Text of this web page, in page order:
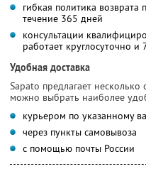
гибкая политика возврата
течение 365 дней
консультации
работает круглосуточно
Удобная доставка
Sapato предлагает
можно выбрать наиболее
курьером по указанному
через пункты самовывоза
с помощью почты России